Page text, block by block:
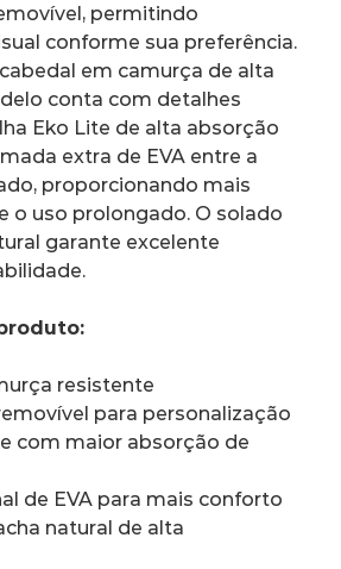
permitindo
conforme sua preferência.
em camurça de alta
conta com detalhes
Eko Lite de alta absorção
extra de EVA entre a
proporcionando mais
o uso prolongado. O solado
garante excelente
resistente
para personalização
com maior absorção de
de EVA para mais conforto
natural de alta